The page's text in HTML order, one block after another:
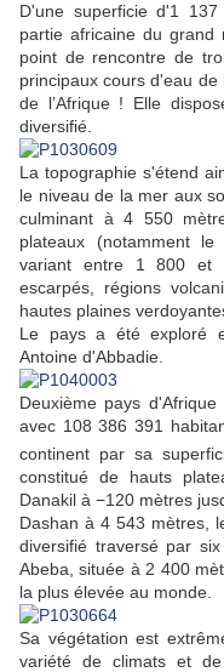
D'une superficie d'1
partie africaine du
point de rencontre de
principaux cours d'eau de
de l’Afrique ! Elle
diversifié.
La topographie s'étend
le niveau de la mer aux
culminant à 4 550
plateaux (notamment
variant entre 1 800 et
escarpés, régions
hautes plaines
Le pays a été exploré
Antoine d'Abbadie.
Deuxième pays
avec 108 386 391
continent par sa
constitué de hauts
Danakil à −120 mètres
Dashan à 4 543 mètres,
diversifié traversé par
Abeba, située à 2 400
la plus élevée au monde.
Sa végétation est
variété de climats et